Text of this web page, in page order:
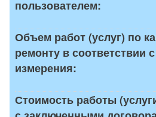
пользователем:
Объем работ (услуг) по
ремонту в соответствии
измерения:
Стоимость работы